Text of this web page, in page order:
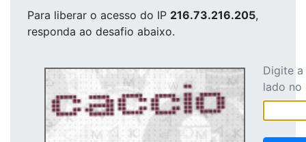
Para liberar o acesso do IP 216.73.216.205,
responda ao desafio abaixo.
Digite
lado no